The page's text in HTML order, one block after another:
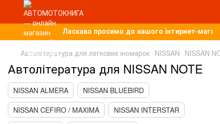
Ласкаво просимо до нашого інтернет-
Автолітература для легкових іномарок NISSAN NISSAN
Автолітература для NISSAN NOTE
NISSAN ALMERA
NISSAN BLUEBIRD
NISSAN CEFIRO / MAXIMA
NISSAN INTERSTAR